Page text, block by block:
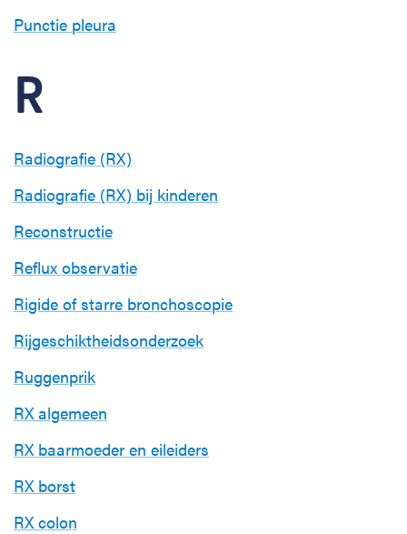
Punctie pleura
R
Radiografie (RX)
Radiografie (RX) bij kinderen
Reconstructie
Reflux observatie
Rigide of starre bronchoscopie
Rijgeschiktheidsonderzoek
Ruggenprik
RX algemeen
RX baarmoeder en eileiders
RX borst
RX colon